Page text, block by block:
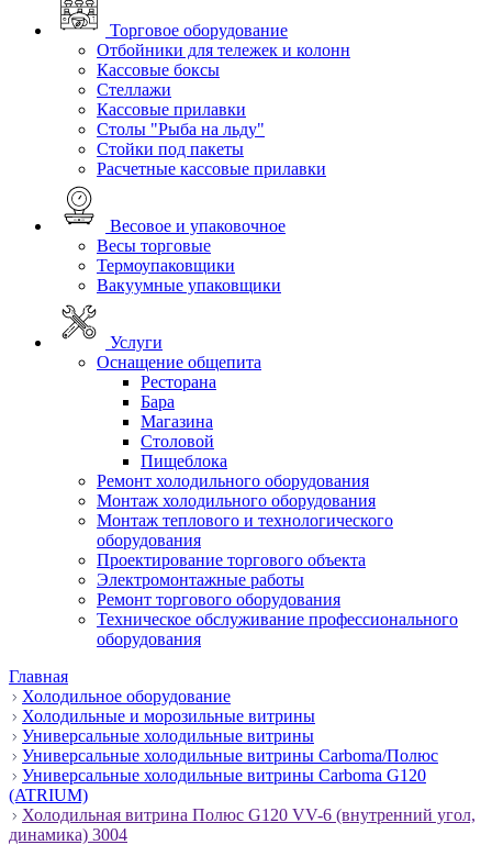
Торговое оборудование
Отбойники для тележек и колонн
Кассовые боксы
Стеллажи
Кассовые прилавки
Столы "Рыба на льду"
Стойки под пакеты
Расчетные кассовые прилавки
Весовое и упаковочное
Весы торговые
Термоупаковщики
Вакуумные упаковщики
Услуги
Оснащение общепита
Ресторана
Бара
Магазина
Столовой
Пищеблока
Ремонт холодильного оборудования
Монтаж холодильного оборудования
Монтаж теплового и технологического
оборудования
Проектирование торгового объекта
Электромонтажные работы
Ремонт торгового оборудования
Техническое обслуживание профессионального
оборудования
Главная
Холодильное оборудование
Холодильные и морозильные витрины
Универсальные холодильные витрины
Универсальные холодильные витрины Carboma/Полюс
Универсальные холодильные витрины Carboma G120
(ATRIUM)
Холодильная витрина Полюс G120 VV-6 (внутренний угол,
динамика) 3004